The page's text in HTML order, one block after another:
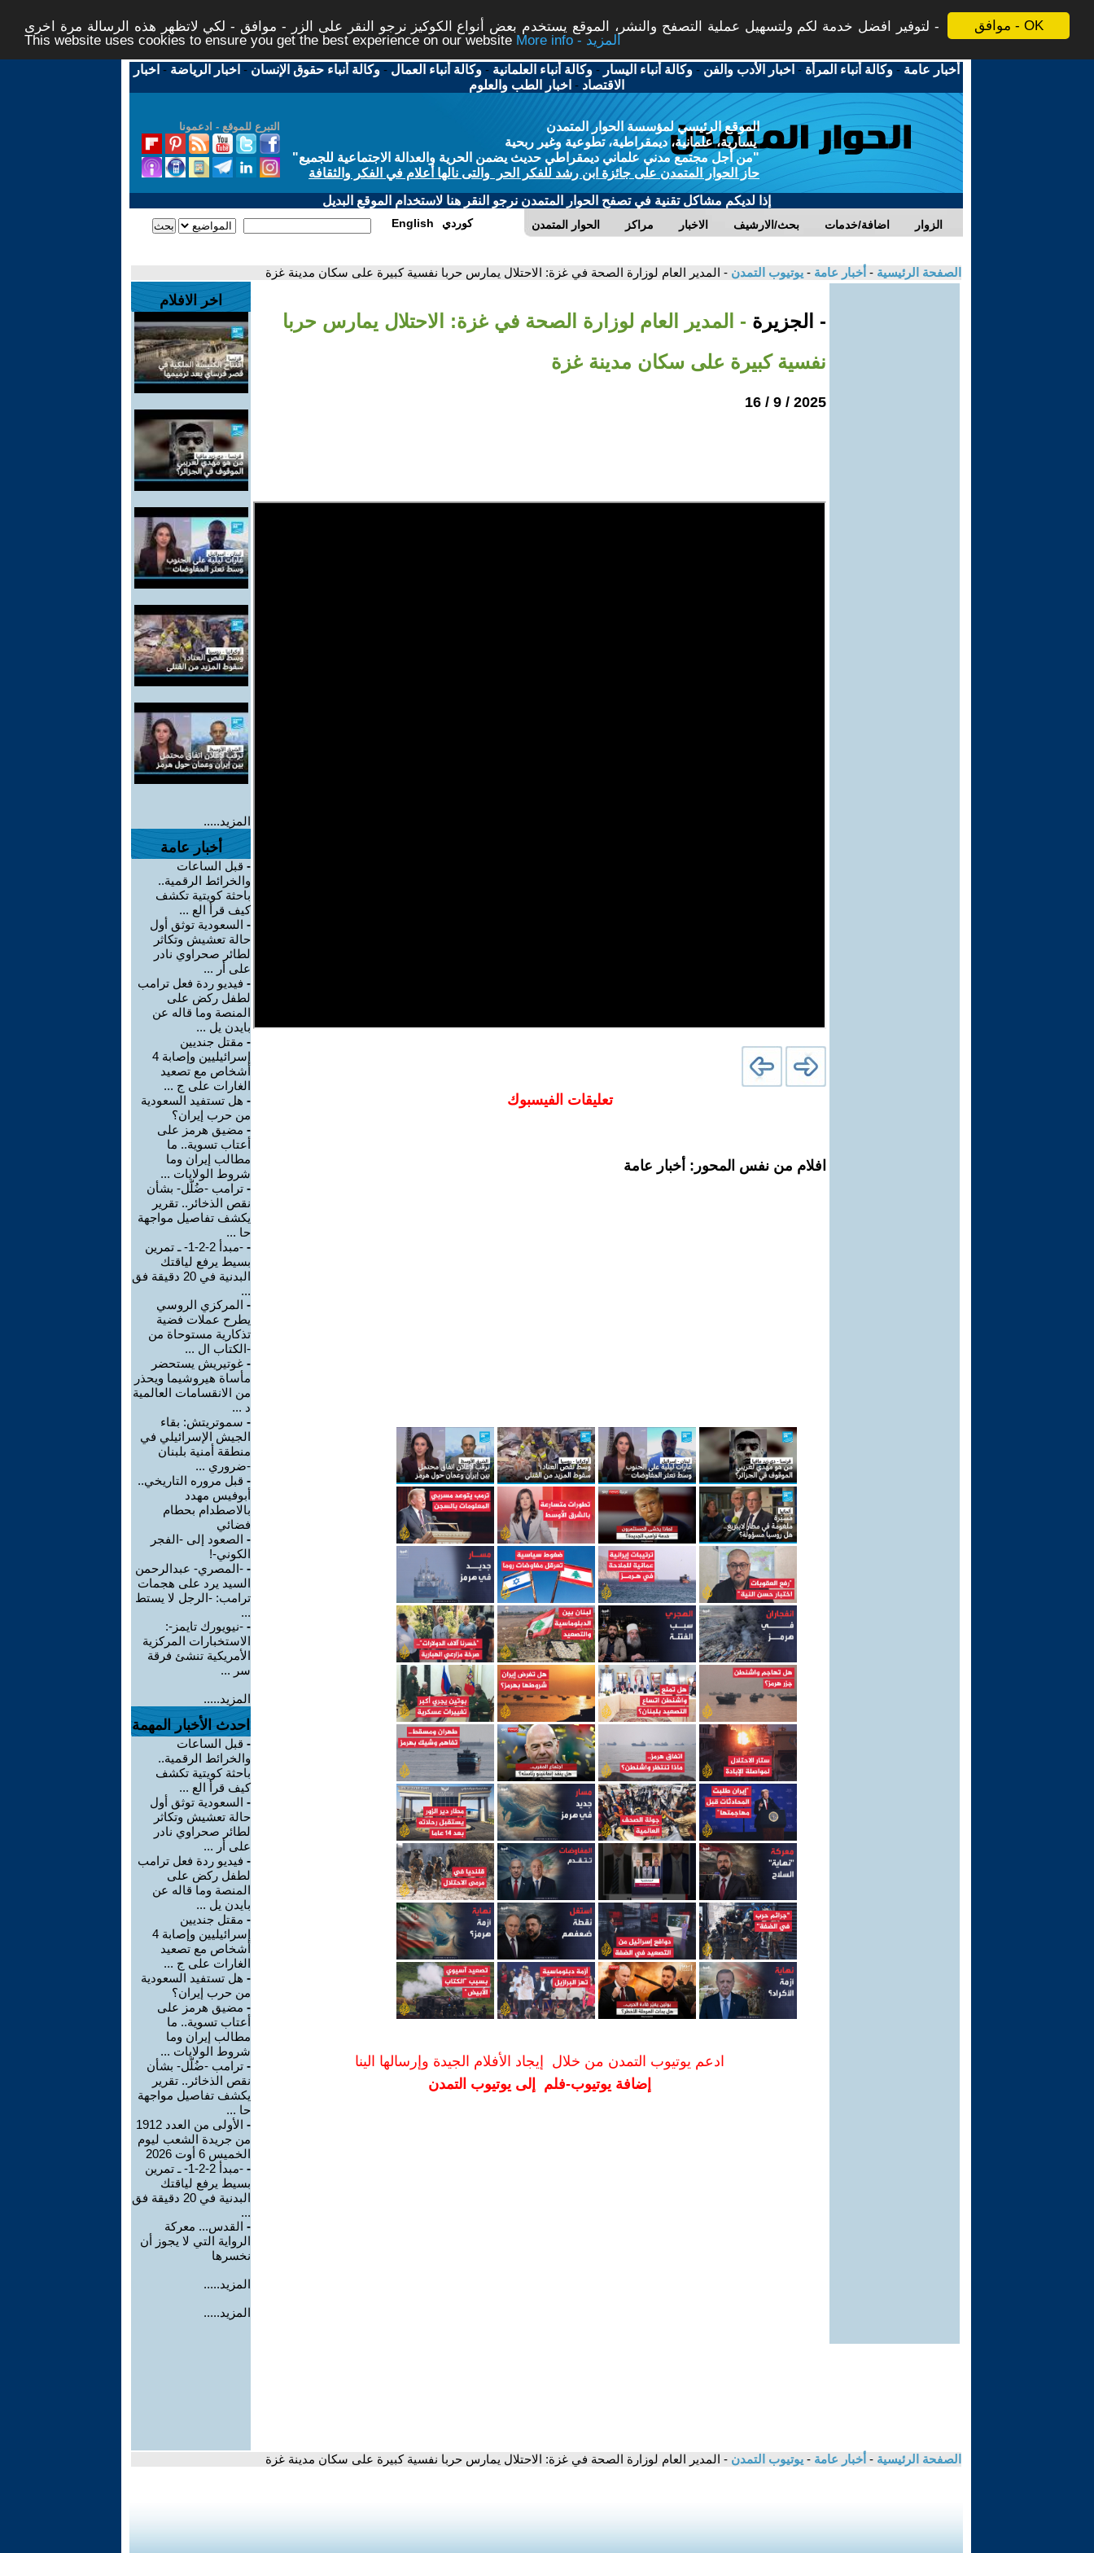
موافق - OK
لتوفير افضل خدمة لكم ولتسهيل عملية التصفح والنشر، الموقع يستخدم بعض أنواع الكوكيز نرجو النقر على الزر - موافق - لكي لاتظهر هذه الرسالة مرة اخرى -
This website uses cookies to ensure you get the best experience on our website
More info - المزيد
أخبار عامة -وكالة أنباء المرأة - اخبار الأدب والفن -وكالة أنباء اليسار -وكالة أنباء العلمانية -وكالة أنباء العمال -وكالة أنباء حقوق الإنسان - اخبار الرياضة - اخبار
الاقتصاد - اخبار الطب والعلوم
التبرع للموقع - ادعمونا
الموقع الرئيسي لمؤسسة الحوار المتمدن
يسارية، علمانية، ديمقراطية، تطوعية وغير ربحية
"من أجل مجتمع مدني علماني ديمقراطي حديث يضمن الحرية والعدالة الاجتماعية للجميع"
حاز الحوار المتمدن على جائزة ابن رشد للفكر الحر والتى نالها أعلام في الفكر والثقافة
إذا لديكم مشاكل تقنية في تصفح الحوار المتمدن نرجو النقر هنا لاستخدام الموقع البديل
الحوار المتمدن مراكز الاخبار بحث/الارشيف اضافة/خدمات الزوار English كوردي
الصفحة الرئيسية - أخبار عامة - يوتيوب التمدن - المدير العام لوزارة الصحة في غزة: الاحتلال يمارس حربا نفسية كبيرة على سكان مدينة غزة
- الجزيرة - المدير العام لوزارة الصحة في غزة: الاحتلال يمارس حربا
نفسية كبيرة على سكان مدينة غزة
2025 / 9 / 16
تعليقات الفيسبوك
افلام من نفس المحور: أخبار عامة
ادعم يوتيوب التمدن من خلال إيجاد الأفلام الجيدة وإرسالها الينا
إضافة يوتيوب-فلم إلى يوتيوب التمدن
اخر الافلام
المزيد.....
أخبار عامة
- قبل الساعات
والخرائط الرقمية..
باحثة كويتية تكشف
كيف قرأ الع ...
- السعودية توثق أول
حالة تعشيش وتكاثر
لطائر صحراوي نادر
على أر ...
- فيديو ردة فعل ترامب
لطفل ركض على
المنصة وما قاله عن
بايدن يل ...
- مقتل جنديين
إسرائيليين وإصابة 4
أشخاص مع تصعيد
الغارات على ج ...
- هل تستفيد السعودية
من حرب إيران؟
- مضيق هرمز على
أعتاب تسوية.. ما
مطالب إيران وما
شروط الولايات ...
- ترامب -ضُلّل- بشأن
نقص الذخائر.. تقرير
يكشف تفاصيل مواجهة
حا ...
-
-مبدأ 2-2-1- ـ تمرين
بسيط يرفع لياقتك
البدنية في 20 دقيقة فق
...
- المركزي الروسي
يطرح عملات فضية
تذكارية مستوحاة من
-الكتاب ال ...
- غوتيريش يستحضر
مأساة هيروشيما ويحذر
من الانقسامات العالمية
د ...
- سموتريتش: بقاء
الجيش الإسرائيلي في
منطقة أمنية بلبنان
-ضروري ...
- قبل مروره التاريخي..
أبوفيس مهدد
بالاصطدام بحطام
فضائي
- الصعود إلى -الفجر
الكوني-!
- -المصري- عبدالرحمن
السيد يرد على هجمات
ترامب: -الرجل لا يستط
...
- -نيويورك تايمز-:
الاستخبارات المركزية
الأمريكية تنشئ فرقة
سر ...
المزيد.....
احدث الأخبار المهمة
- قبل الساعات
والخرائط الرقمية..
باحثة كويتية تكشف
كيف قرأ الع ...
- السعودية توثق أول
حالة تعشيش وتكاثر
لطائر صحراوي نادر
على أر ...
- فيديو ردة فعل ترامب
لطفل ركض على
المنصة وما قاله عن
بايدن يل ...
- مقتل جنديين
إسرائيليين وإصابة 4
أشخاص مع تصعيد
الغارات على ج ...
- هل تستفيد السعودية
من حرب إيران؟
- مضيق هرمز على
أعتاب تسوية.. ما
مطالب إيران وما
شروط الولايات ...
- ترامب -ضُلّل- بشأن
نقص الذخائر.. تقرير
يكشف تفاصيل مواجهة
حا ...
-
الأولى من العدد 1912
من جريدة الشعب ليوم
الخميس 6 أوت 2026
-
-مبدأ 2-2-1- ـ تمرين
بسيط يرفع لياقتك
البدنية في 20 دقيقة فق
...
- القدس... معركة
الرواية التي لا يجوز أن
نخسرها
المزيد.....
المزيد.....
الصفحة الرئيسية - أخبار عامة - يوتيوب التمدن - المدير العام لوزارة الصحة في غزة: الاحتلال يمارس حربا نفسية كبيرة على سكان مدينة غزة